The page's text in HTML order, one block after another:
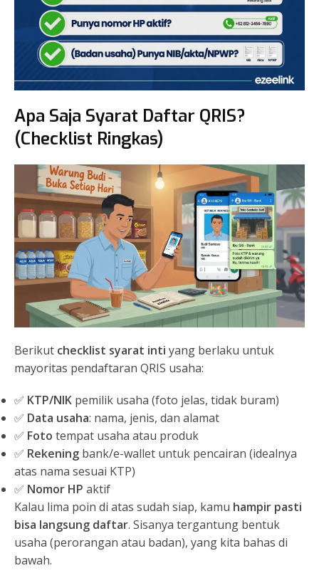
Apa Saja Syarat Daftar QRIS?
(Checklist Ringkas)
Berikut checklist syarat inti yang berlaku untuk
mayoritas pendaftaran QRIS usaha:
✅ KTP/NIK pemilik usaha (foto jelas, tidak buram)
✅ Data usaha: nama, jenis, dan alamat
✅ Foto tempat usaha atau produk
✅ Rekening bank/e-wallet untuk pencairan (idealnya
atas nama sesuai KTP)
✅ Nomor HP aktif
Kalau lima poin di atas sudah siap, kamu hampir pasti
bisa langsung daftar. Sisanya tergantung bentuk
usaha (perorangan atau badan), yang kita bahas di
bawah.